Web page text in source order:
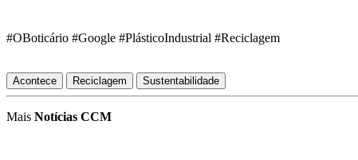
#OBoticário #Google #PlásticoIndustrial #Reciclagem
Acontece Reciclagem Sustentabilidade
Mais Notícias CCM